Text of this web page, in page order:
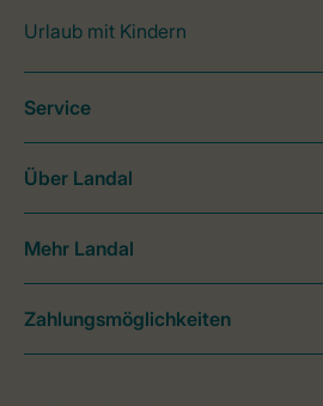
Urlaub mit Kindern
Service
Über Landal
Mehr Landal
Zahlungsmöglichkeiten